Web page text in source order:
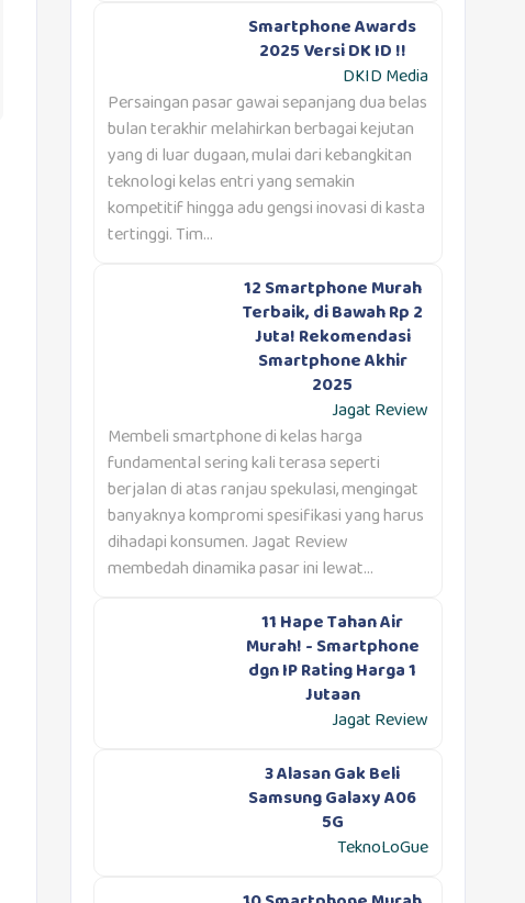
Smartphone Awards
2025 Versi DK ID !!
DKID Media
Persaingan pasar gawai sepanjang dua belas
bulan terakhir melahirkan berbagai kejutan
yang di luar dugaan, mulai dari kebangkitan
teknologi kelas entri yang semakin
kompetitif hingga adu gengsi inovasi di kasta
tertinggi. Tim...
12 Smartphone Murah
Terbaik, di Bawah Rp 2
Juta! Rekomendasi
Smartphone Akhir
2025
Jagat Review
Membeli smartphone di kelas harga
fundamental sering kali terasa seperti
berjalan di atas ranjau spekulasi, mengingat
banyaknya kompromi spesifikasi yang harus
dihadapi konsumen. Jagat Review
membedah dinamika pasar ini lewat...
11 Hape Tahan Air
Murah! - Smartphone
dgn IP Rating Harga 1
Jutaan
Jagat Review
3 Alasan Gak Beli
Samsung Galaxy A06
5G
TeknoLoGue